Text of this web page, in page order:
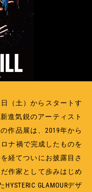
日（土）からスタートす
進気鋭のアーティスト
作品展は、2019年から
ナ禍で完成したものを
経てついにお披露目さ
作家として歩みはじめ
GLAMOURデザ